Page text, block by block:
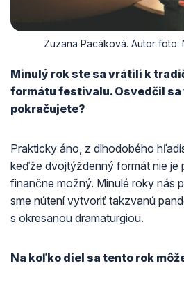
Zuzana Pacáková. Autor foto:
Minulý rok ste sa vrátili k
formátu festivalu. Osvedčil sa
pokračujete?
Prakticky áno, z dlhodobého
keďže dvojtýždenný formát nie je
finančne možný. Minulé roky nás
sme nútení vytvoriť takzvanú
s okresanou dramaturgiou.
Na koľko diel sa tento rok